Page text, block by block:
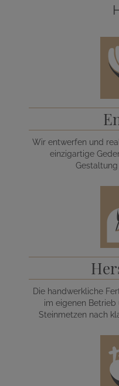
Wir entwerfen und
einzigartige
Die handwerkliche
im eigenen
Steinmetzen nach